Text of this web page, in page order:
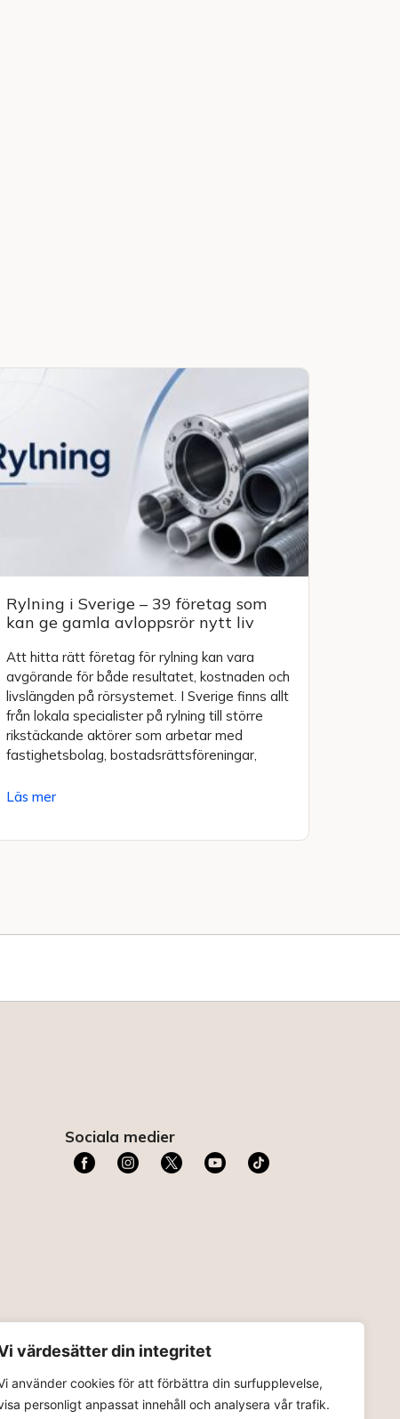
värdesätter din integritet
använder cookies för att förbättra din surfupplevelse,
personligt anpassat innehåll och analysera vår trafik.
Rylning i Sverige – 39 företag som
kan ge gamla avloppsrör nytt liv
Att hitta rätt företag för rylning kan vara
avgörande för både resultatet, kostnaden och
livslängden på rörsystemet. I Sverige finns allt
från lokala specialister på rylning till större
rikstäckande aktörer som arbetar med
fastighetsbolag, bostadsrättsföreningar,
Läs mer
Sociala medier